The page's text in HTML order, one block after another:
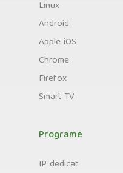
Linux
Android
Apple iOS
Chrome
Firefox
Smart TV
Programe
IP dedicat